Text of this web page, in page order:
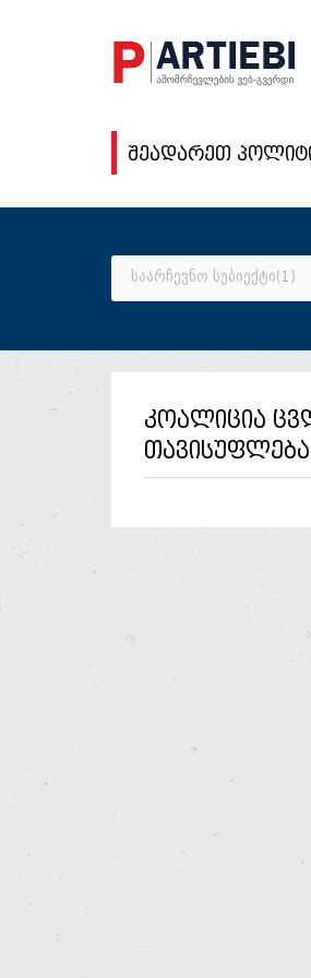
შეადარეთ
საარჩევნო სუბიექტი(1)
კოალიცია
თავისუფლება